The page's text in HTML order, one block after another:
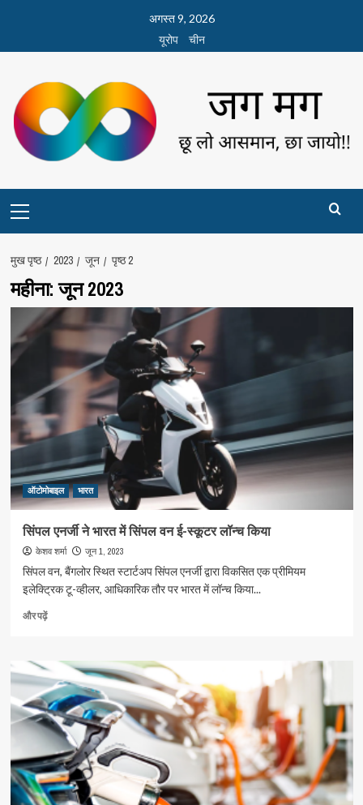
पर
अगस्त 9, 2026
यूरोप
चीन
Menu
मुख पृष्ठ 2023 जून पृष्ठ 2
महीना:जून 2023
ऑटोमोबाइल भारत
सिंपल एनर्जी ने भारत में सिंपल वन ई-स्कूटर लॉन्च किया
केशव शर्मा जून 1, 2023
सिंपल वन, बैंगलोर स्थित स्टार्टअप सिंपल एनर्जी द्वारा विकसित एक प्रीमियम
इलेक्ट्रिक टू-व्हीलर, आधिकारिक तौर पर भारत में लॉन्च किया...
और पढ़ेंसिंपल
भारत
में
सिंपल
वन
ई-
स्कूटर
लॉन्च
किया
के
बारे